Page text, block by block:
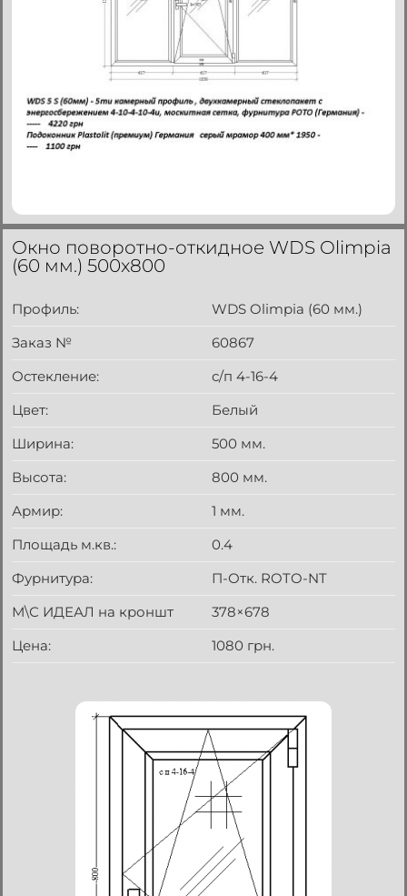
Окно поворотно-откидное WDS Olimpia
(60 мм.) 500x800
Профиль:
WDS Olimpia (60 мм.)
Заказ №
60867
Остекление:
с/п 4-16-4
Цвет:
Белый
Ширина:
500 мм.
Высота:
800 мм.
Армир:
1 мм.
Площадь м.кв.:
0.4
Фурнитура:
П-Отк. ROTO-NT
М\С ИДЕАЛ на кроншт
378×678
Цена:
1080 грн.